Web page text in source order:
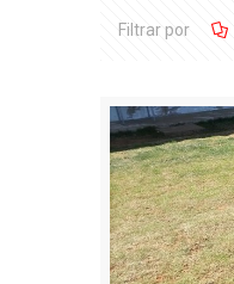
Filtrar por